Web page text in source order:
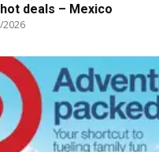
deals – Mexico
2026